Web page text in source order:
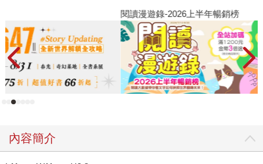
閱讀漫遊錄-2026上半年暢銷榜
內容簡介